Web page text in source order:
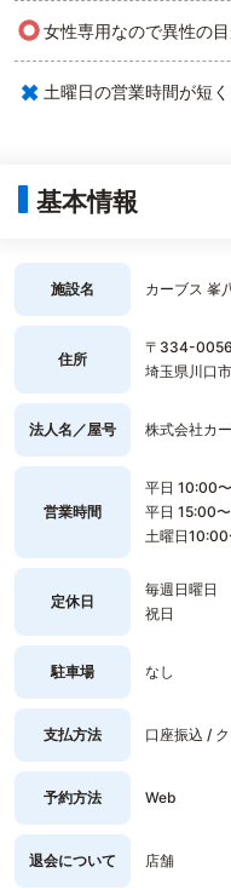
○女性専用なので異性の
× 土曜日の営業時間が短
基本情報
施設名 カーブス 峯
住所
〒334-0056
埼玉県川口
法人名／屋号 株式会社カ
営業時間
平日 10:00
平日 15:00
土曜日
定休日
毎週日曜日
祝日
駐車場 なし
支払方法 口座振込 /
予約方法 Web
退会について 店舗